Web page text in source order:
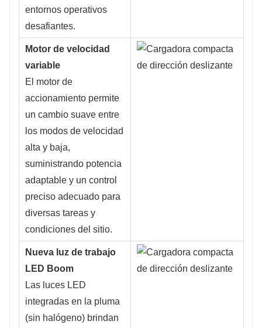
entornos operativos
desafiantes.
Motor de velocidad
variable
El motor de
accionamiento permite
un cambio suave entre
los modos de velocidad
alta y baja,
suministrando potencia
adaptable y un control
preciso adecuado para
diversas tareas y
condiciones del sitio.
Nueva luz de trabajo
LED Boom
Las luces LED
integradas en la pluma
(sin halógeno) brindan